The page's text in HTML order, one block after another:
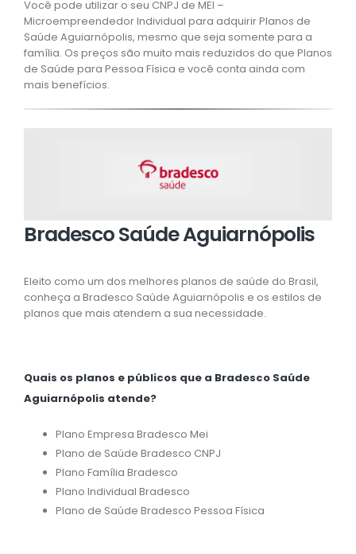
Você pode utilizar o seu CNPJ de MEI –
Microempreendedor Individual para adquirir Planos de
Saúde Aguiarnópolis, mesmo que seja somente para a
família. Os preços são muito mais reduzidos do que Planos
de Saúde para Pessoa Física e você conta ainda com
mais benefícios.
Bradesco Saúde Aguiarnópolis
Eleito como um dos melhores planos de saúde do Brasil,
conheça a Bradesco Saúde Aguiarnópolis e os estilos de
planos que mais atendem a sua necessidade.
Quais os planos e públicos que a Bradesco Saúde
Aguiarnópolis atende?
Plano Empresa Bradesco Mei
Plano de Saúde Bradesco CNPJ
Plano Família Bradesco
Plano Individual Bradesco
Plano de Saúde Bradesco Pessoa Física